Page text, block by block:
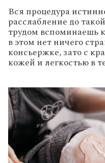
Вся процедура
расслабление до
трудом вспоминаешь
в этом нет ничего
консьержке, зато с
кожей и легкостью в